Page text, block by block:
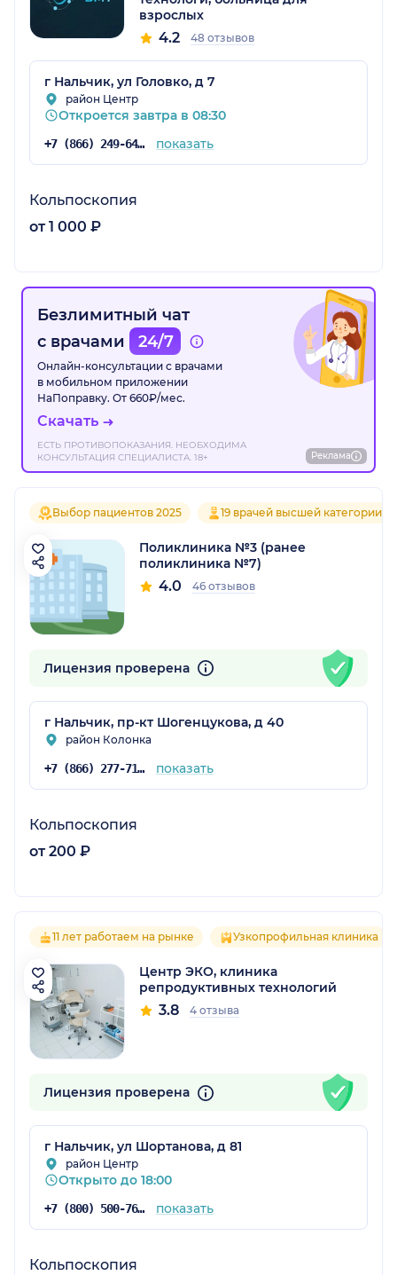
взрослых
4.2 48 отзывов
г Нальчик, ул Головко, д 7
район Центр
Откроется завтра в 08:30
+7 (866) 249-64-01 показать
Кольпоскопия
от 1 000 ₽
Безлимитный чат
с врачами
24/7
Онлайн-консультации с врачами
в мобильном приложении
НаПоправку. От 660₽/мес.
Скачать
ЕСТЬ ПРОТИВОПОКАЗАНИЯ. НЕОБХОДИМА
КОНСУЛЬТАЦИЯ СПЕЦИАЛИСТА. 18+
Реклама
Выбор пациентов 2025 19 врачей высшей категории
Поликлиника №3 (ранее
поликлиника №7)
4.0 46 отзывов
Лицензия проверена
г Нальчик, пр-кт Шогенцукова, д 40
район Колонка
+7 (866) 277-71-77 показать
Кольпоскопия
от 200 ₽
11 лет работаем на рынке Узкопрофильная клиника
Центр ЭКО, клиника
репродуктивных технологий
3.8 4 отзыва
Лицензия проверена
г Нальчик, ул Шортанова, д 81
район Центр
Открыто до 18:00
+7 (800) 500-76-28 показать
Кольпоскопия